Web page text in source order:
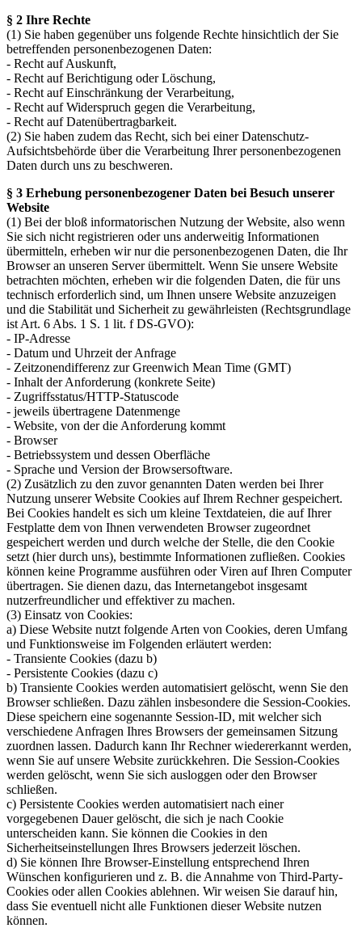
§ 2 Ihre Rechte
(1) Sie haben gegenüber uns folgende Rechte hinsichtlich der Sie
betreffenden personenbezogenen Daten:
- Recht auf Auskunft,
- Recht auf Berichtigung oder Löschung,
- Recht auf Einschränkung der Verarbeitung,
- Recht auf Widerspruch gegen die Verarbeitung,
- Recht auf Datenübertragbarkeit.
(2) Sie haben zudem das Recht, sich bei einer Datenschutz-
Aufsichtsbehörde über die Verarbeitung Ihrer personenbezogenen
Daten durch uns zu beschweren.
§ 3 Erhebung personenbezogener Daten bei Besuch unserer
Website
(1) Bei der bloß informatorischen Nutzung der Website, also wenn
Sie sich nicht registrieren oder uns anderweitig Informationen
übermitteln, erheben wir nur die personenbezogenen Daten, die Ihr
Browser an unseren Server übermittelt. Wenn Sie unsere Website
betrachten möchten, erheben wir die folgenden Daten, die für uns
technisch erforderlich sind, um Ihnen unsere Website anzuzeigen
und die Stabilität und Sicherheit zu gewährleisten (Rechtsgrundlage
ist Art. 6 Abs. 1 S. 1 lit. f DS-GVO):
- IP-Adresse
- Datum und Uhrzeit der Anfrage
- Zeitzonendifferenz zur Greenwich Mean Time (GMT)
- Inhalt der Anforderung (konkrete Seite)
- Zugriffsstatus/HTTP-Statuscode
- jeweils übertragene Datenmenge
- Website, von der die Anforderung kommt
- Browser
- Betriebssystem und dessen Oberfläche
- Sprache und Version der Browsersoftware.
(2) Zusätzlich zu den zuvor genannten Daten werden bei Ihrer
Nutzung unserer Website Cookies auf Ihrem Rechner gespeichert.
Bei Cookies handelt es sich um kleine Textdateien, die auf Ihrer
Festplatte dem von Ihnen verwendeten Browser zugeordnet
gespeichert werden und durch welche der Stelle, die den Cookie
setzt (hier durch uns), bestimmte Informationen zufließen. Cookies
können keine Programme ausführen oder Viren auf Ihren Computer
übertragen. Sie dienen dazu, das Internetangebot insgesamt
nutzerfreundlicher und effektiver zu machen.
(3) Einsatz von Cookies:
a) Diese Website nutzt folgende Arten von Cookies, deren Umfang
und Funktionsweise im Folgenden erläutert werden:
- Transiente Cookies (dazu b)
- Persistente Cookies (dazu c)
b) Transiente Cookies werden automatisiert gelöscht, wenn Sie den
Browser schließen. Dazu zählen insbesondere die Session-Cookies.
Diese speichern eine sogenannte Session-ID, mit welcher sich
verschiedene Anfragen Ihres Browsers der gemeinsamen Sitzung
zuordnen lassen. Dadurch kann Ihr Rechner wiedererkannt werden,
wenn Sie auf unsere Website zurückkehren. Die Session-Cookies
werden gelöscht, wenn Sie sich ausloggen oder den Browser
schließen.
c) Persistente Cookies werden automatisiert nach einer
vorgegebenen Dauer gelöscht, die sich je nach Cookie
unterscheiden kann. Sie können die Cookies in den
Sicherheitseinstellungen Ihres Browsers jederzeit löschen.
d) Sie können Ihre Browser-Einstellung entsprechend Ihren
Wünschen konfigurieren und z. B. die Annahme von Third-Party-
Cookies oder allen Cookies ablehnen. Wir weisen Sie darauf hin,
dass Sie eventuell nicht alle Funktionen dieser Website nutzen
können.